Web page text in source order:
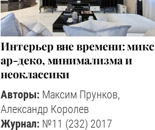
Интерьер вне времени: микс
ар-деко, минимализма и
неоклассики
Авторы: Максим Прунков,
Александр Королев
Журнал: №11 (232) 2017